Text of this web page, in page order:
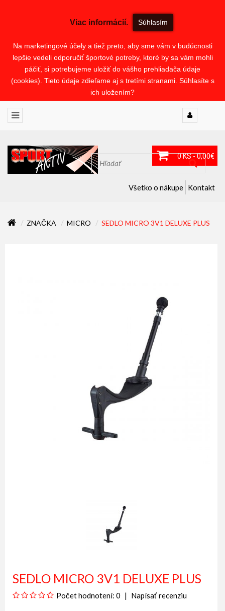
Súhlasím
Viac informácií.
Na marketingové účely a tiež preto, aby sme vám v budúcnosti
lepšie vedeli odporučiť športové potreby, ktoré by sa vám mohli
páčiť, si potrebujeme uložiť do vášho prehliadača údaje
(cookies). Tieto údaje zdieľame aj s tretími stranami. Súhlasíte s
ich uložením?
0 KS - 0,00€
Všetko o nákupe Kontakt
ZNAČKA MICRO SEDLO MICRO 3V1 DELUXE PLUS
SEDLO MICRO 3V1 DELUXE PLUS
Počet hodnotení: 0 Napísať recenziu